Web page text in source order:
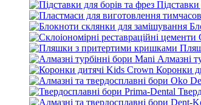
Підставки
Алмазні
Коронки